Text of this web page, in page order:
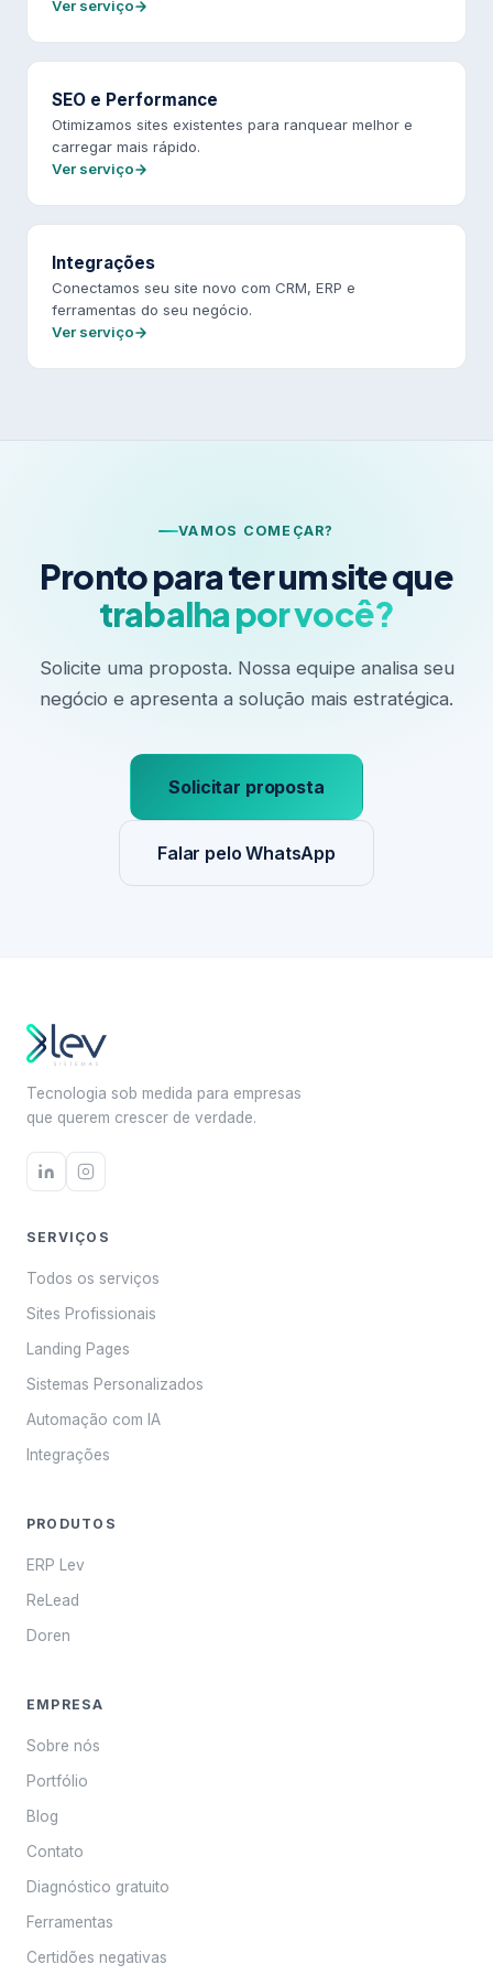
Ver serviço
SEO e Performance
Otimizamos sites existentes para ranquear melhor e
carregar mais rápido.
Ver serviço
Integrações
Conectamos seu site novo com CRM, ERP e
ferramentas do seu negócio.
Ver serviço
VAMOS COMEÇAR?
Pronto para ter um site que
trabalha por você?
Solicite uma proposta. Nossa equipe analisa seu
negócio e apresenta a solução mais estratégica.
Solicitar proposta
Falar pelo WhatsApp
Tecnologia sob medida para empresas
que querem crescer de verdade.
SERVIÇOS
Todos os serviços
Sites Profissionais
Landing Pages
Sistemas Personalizados
Automação com IA
Integrações
PRODUTOS
ERP Lev
ReLead
Doren
EMPRESA
Sobre nós
Portfólio
Blog
Contato
Diagnóstico gratuito
Ferramentas
Certidões negativas